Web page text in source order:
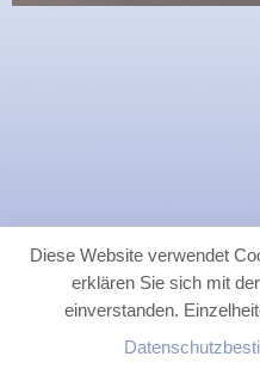
Diese Website verwendet
erklären Sie sich mit
einverstanden.